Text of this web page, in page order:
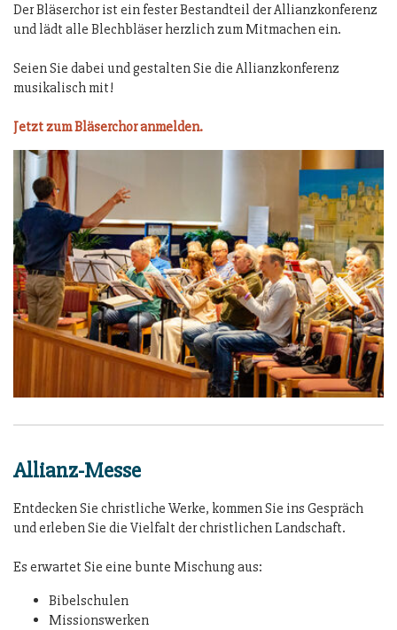
Der Bläserchor ist ein fester Bestandteil der Allianzkonferenz
und lädt alle Blechbläser herzlich zum Mitmachen ein.
Seien Sie dabei und gestalten Sie die Allianzkonferenz
musikalisch mit!
Jetzt zum Bläserchor anmelden.
Allianz-Messe
Entdecken Sie christliche Werke, kommen Sie ins Gespräch
und erleben Sie die Vielfalt der christlichen Landschaft.
Es erwartet Sie eine bunte Mischung aus:
Bibelschulen
Missionswerken